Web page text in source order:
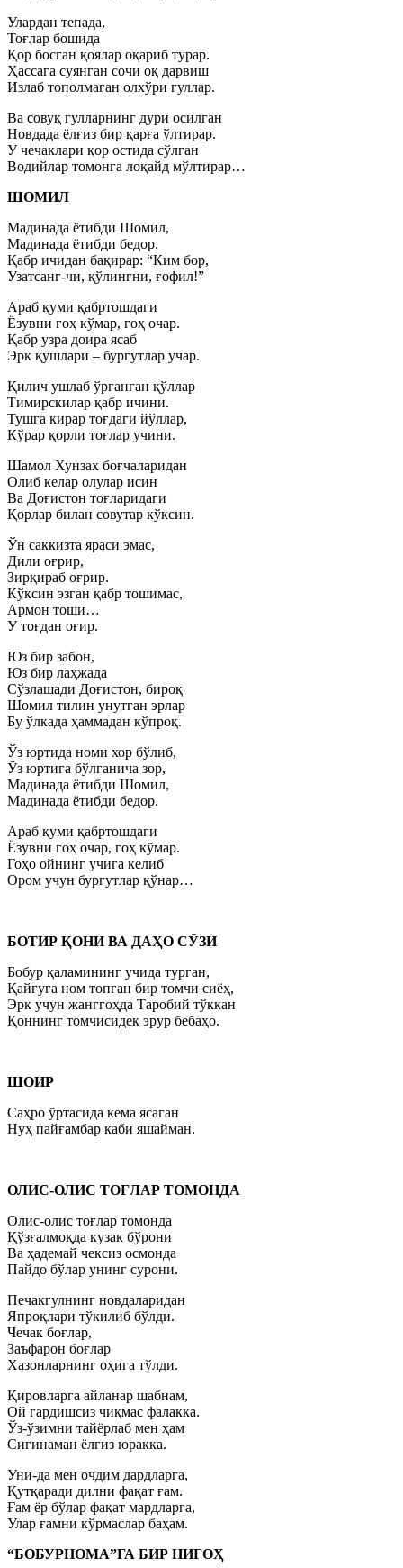
Улардан тепада,
Тоғлар бошида
Қор босган қоялар оқариб турар.
Ҳассага суянган сочи оқ дарвиш
Излаб тополмаган олхўри гуллар.
Ва совуқ гулларнинг дури осилган
Новдада ёлғиз бир қарға ўлтирар.
У чечаклари қор остида сўлган
Водийлар томонга лоқайд мўлтирар…
ШОМИЛ
Мадинада ётибди Шомил,
Мадинада ётибди бедор.
Қабр ичидан бақирар: “Ким бор,
Узатсанг-чи, қўлингни, ғофил!”
Араб қуми қабртошдаги
Ёзувни гоҳ кўмар, гоҳ очар.
Қабр узра доира ясаб
Эрк қушлари – бургутлар учар.
Қилич ушлаб ўрганган қўллар
Тимирскилар қабр ичини.
Тушга кирар тоғдаги йўллар,
Кўрар қорли тоғлар учини.
Шамол Хунзах боғчаларидан
Олиб келар олулар исин
Ва Доғистон тоғларидаги
Қорлар билан совутар кўксин.
Ўн саккизта яраси эмас,
Дили оғрир,
Зирқираб оғрир.
Кўксин эзган қабр тошимас,
Армон тоши…
У тоғдан оғир.
Юз бир забон,
Юз бир лаҳжада
Сўзлашади Доғистон, бироқ
Шомил тилин унутган эрлар
Бу ўлкада ҳаммадан кўпроқ.
Ўз юртида номи хор бўлиб,
Ўз юртига бўлганича зор,
Мадинада ётибди Шомил,
Мадинада ётибди бедор.
Араб қуми қабртошдаги
Ёзувни гоҳ очар, гоҳ кўмар.
Гоҳо ойнинг учига келиб
Ором учун бургутлар қўнар…
БОТИР ҚОНИ ВА ДАҲО СЎЗИ
Бобур қаламининг учида турган,
Қайғуга ном топган бир томчи сиёҳ,
Эрк учун жанггоҳда Таробий тўккан
Қоннинг томчисидек эрур бебаҳо.
ШОИР
Саҳро ўртасида кема ясаган
Нуҳ пайғамбар каби яшайман.
ОЛИС-ОЛИС ТОҒЛАР ТОМОНДА
Олис-олис тоғлар томонда
Қўзғалмоқда кузак бўрони
Ва ҳадемай чексиз осмонда
Пайдо бўлар унинг сурони.
Печакгулнинг новдаларидан
Япроқлари тўкилиб бўлди.
Чечак боғлар,
Заъфарон боғлар
Хазонларнинг оҳига тўлди.
Қировларга айланар шабнам,
Ой гардишсиз чиқмас фалакка.
Ўз-ўзимни тайёрлаб мен ҳам
Сиғинаман ёлғиз юракка.
Уни-да мен очдим дардларга,
Қутқаради дилни фақат ғам.
Ғам ёр бўлар фақат мардларга,
Улар ғамни кўрмаслар баҳам.
“БОБУРНОМА”ГА БИР НИГОҲ